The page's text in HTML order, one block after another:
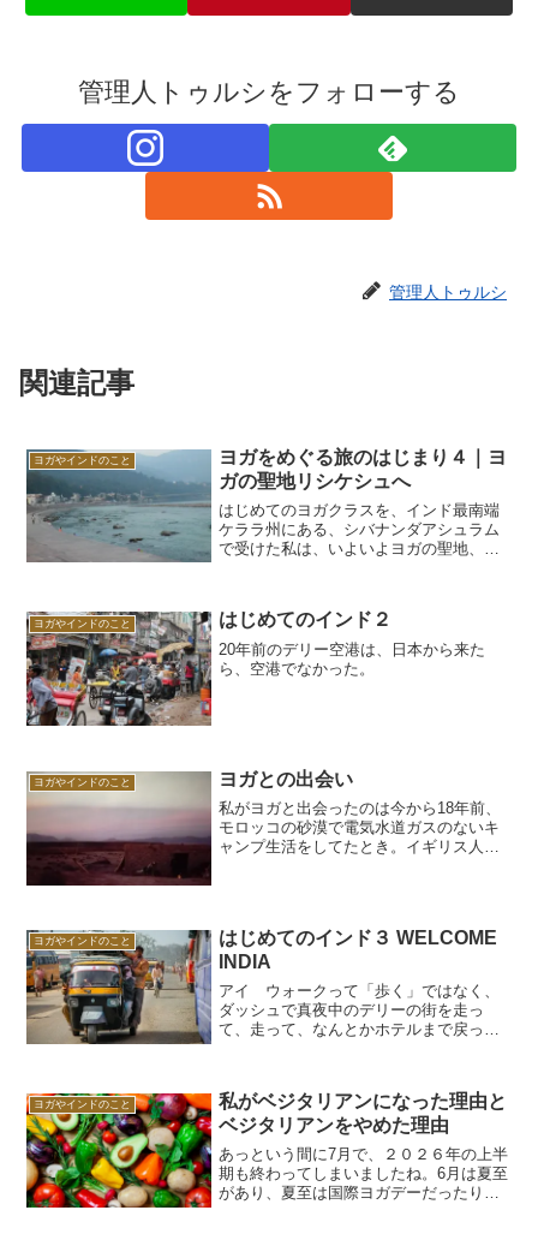
管理人トゥルシをフォローする
管理人トゥルシ
関連記事
ヨガやインドのこと
ヨガをめぐる旅のはじまり４｜ヨ
ガの聖地リシケシュへ
はじめてのヨガクラスを、インド最南端
ケララ州にある、シバナンダアシュラム
で受けた私は、いよいよヨガの聖地、リ
デリー。なんと電車で５３...
ヨガやインドのこと はじめてのインド２
20年前のデリー空港は、日本から来た
ら、空港でなかった。
ヨガやインドのこと ヨガとの出会い
私がヨガと出会ったのは今から18年前、
モロッコの砂漠で電気水道ガスのないキ
ャンプ生活をしてたとき。イギリス人の
ヨガやインドのこと
はじめてのインド３ WELCOME
INDIA
アイ ウォークって「歩く」ではなく、
ダッシュで真夜中のデリーの街を走っ
て、走って、なんとかホテルまで戻った
湯がでない。トイレも故障中。なんだこ
の国。でも私、ガンジス河を...
ヨガやインドのこと
私がベジタリアンになった理由と
ベジタリアンをやめた理由
あっという間に7月で、２０２６年の上半
期も終わってしまいましたね。6月は夏至
があり、夏至は国際ヨガデーだったりし